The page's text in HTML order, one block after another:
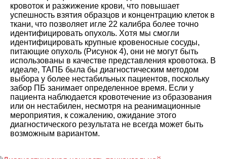
кровоток и разжижение крови, что повышает
успешность взятия образцов и концентрацию клеток в
ткани, что позволяет игле 22 калибра более точно
идентифицировать опухоль. Хотя мы смогли
идентифицировать крупные кровеносные сосуды,
питающие опухоль (Рисунок 4), они не могут быть
использованы в качестве представления кровотока. В
идеале, ТАПБ была бы диагностическим методом
выбора у более нестабильных пациентов, поскольку
забор ПБ занимает определенное время. Если у
пациента наблюдается кровотечение из образования
или он нестабилен, несмотря на реанимационные
мероприятия, к сожалению, ожидание этого
диагностического результата не всегда может быть
возможным вариантом.